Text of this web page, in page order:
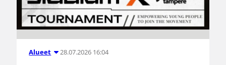
Alueet 28.07.2026 16:04